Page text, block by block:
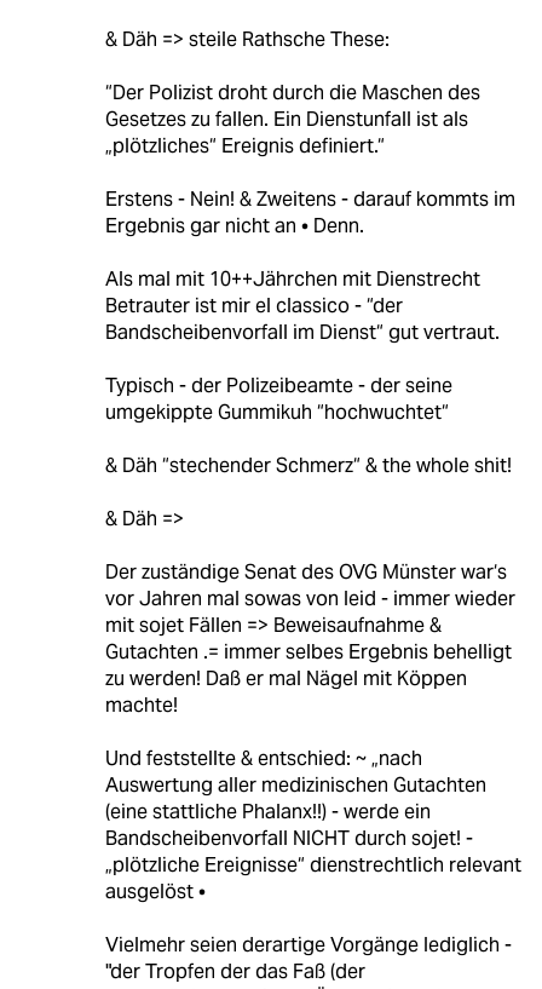
& Däh => steile Rathsche These:
“Der Polizist droht durch die Maschen des
Gesetzes zu fallen. Ein Dienstunfall ist als
„plötzliches“ Ereignis definiert.“
Erstens - Nein! & Zweitens - darauf kommts im
Ergebnis gar nicht an • Denn.
Als mal mit 10++Jährchen mit Dienstrecht
Betrauter ist mir el classico - “der
Bandscheibenvorfall im Dienst“ gut vertraut.
Typisch - der Polizeibeamte - der seine
umgekippte Gummikuh “hochwuchtet“
& Däh “stechender Schmerz“ & the whole shit!
& Däh =>
Der zuständige Senat des OVG Münster war‘s
vor Jahren mal sowas von leid - immer wieder
mit sojet Fällen => Beweisaufnahme &
Gutachten .= immer selbes Ergebnis behelligt
zu werden! Daß er mal Nägel mit Köppen
machte!
Und feststellte & entschied: ~ „nach
Auswertung aller medizinischen Gutachten
(eine stattliche Phalanx!!) - werde ein
Bandscheibenvorfall NICHT durch sojet! -
„plötzliche Ereignisse“ dienstrechtlich relevant
ausgelöst •
Vielmehr seien derartige Vorgänge lediglich -
"der Tropfen der das Faß (der